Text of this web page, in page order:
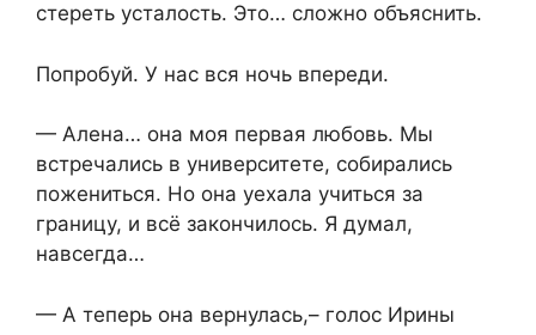
стереть усталость. Это… сложно объяснить.
Попробуй. У нас вся ночь впереди.
— Алена… она моя первая любовь. Мы
встречались в университете, собирались
пожениться. Но она уехала учиться за
границу, и всё закончилось. Я думал,
навсегда…
— А теперь она вернулась,– голос Ирины